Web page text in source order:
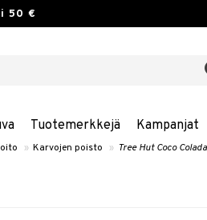
50 €
Tuotemerkkejä Kampanjat
» Karvojen poisto » Tree Hut Coco